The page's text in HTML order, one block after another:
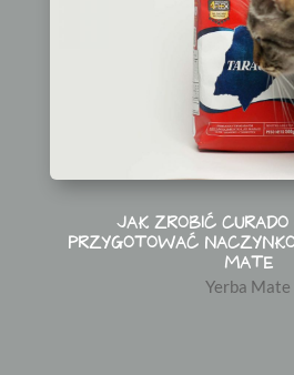
JAK ZROBIĆ
PRZYGOTOWAĆ
MATE
Yerba Mate